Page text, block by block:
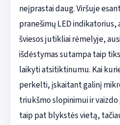
neįprastai daug. Viršuje
pranešimų LED
šviesos jutikliai rėmelyje,
išdėstymas sutampa taip
laikyti atsitiktinumu. Kai
perkelti, įskaitant galinį
triukšmo slopinimui ir
taip pat blykstės vietą,